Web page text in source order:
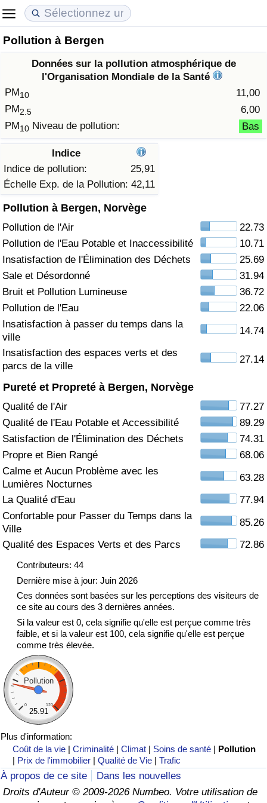
Pollution à Bergen
Données sur la pollution atmosphérique de
l'Organisation Mondiale de la Santé
PM10
11,00
PM2.5
6,00
PM10 Niveau de pollution: Bas
Indice
Indice de pollution:
25,91
Échelle Exp. de la Pollution: 42,11
Pollution à Bergen, Norvège
Pollution de l'Air
22.73
Pollution de l'Eau Potable et Inaccessibilité
10.71
Insatisfaction de l'Élimination des Déchets
25.69
Sale et Désordonné
31.94
Bruit et Pollution Lumineuse
36.72
Pollution de l'Eau
22.06
Insatisfaction à passer du temps dans la
ville
14.74
Insatisfaction des espaces verts et des
parcs de la ville
27.14
Pureté et Propreté à Bergen, Norvège
Qualité de l'Air
77.27
Qualité de l'Eau Potable et Accessibilité
89.29
Satisfaction de l'Élimination des Déchets
74.31
Propre et Bien Rangé
68.06
Calme et Aucun Problème avec les
Lumières Nocturnes
63.28
La Qualité d'Eau
77.94
Confortable pour Passer du Temps dans la
Ville
85.26
Qualité des Espaces Verts et des Parcs
72.86
Contributeurs: 44
Dernière mise à jour: Juin 2026
Ces données sont basées sur les perceptions des visiteurs de
ce site au cours des 3 dernières années.
Si la valeur est 0, cela signifie qu'elle est perçue comme très
faible, et si la valeur est 100, cela signifie qu'elle est perçue
comme très élevée.
Pollution
0 120
25.91
Plus d'information:
Coût de la vie |Criminalité |Climat | Soins de santé | Pollution
| Prix de l'immobilier |Qualité de Vie |Trafic
À propos de ce site
Dans les nouvelles
Droits d'Auteur © 2009-2026 Numbeo. Votre utilisation de
Coût de la vie
Indice du Coût de la Vie (Actuel)
Indice du Coût de la Vie
à Akaba
Prix de l'immobilier
Indice des Prix de l'immobilier (Actuel)
Indice des Prix de l'immobilier
Qualité de Vie
Indice de Qualité de Vie
Indice de Qualité de Vie (Actuel)
Criminalité
Indice de Criminalité (Actuel)
Indice de Criminalité
Indice de criminalité par pays
Soins de santé
Indice des soins de santé (Actuel)
Indice des soins de santé
Indice des soins de santé par Pays
Pollution
Indice de Pollution (Actuel)
Indice de pollution
Indice de Pollution par Pays
Trafic
Indice de Trafic
Indice de Trafic (Actuel)
Indice de Trafic par Pays